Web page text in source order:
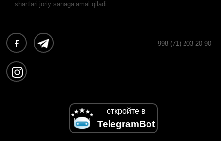
shartlari joriy sanaga amal qiladi.
998 (71) 203-20-90
откройте в
TelegramBot